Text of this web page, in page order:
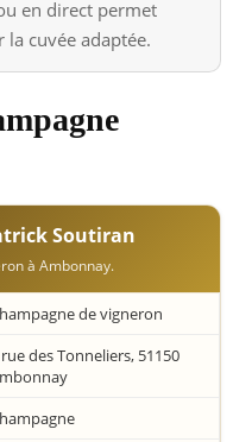
en direct permet
cuvée adaptée.
Soutiran
à Ambonnay.
de vigneron
des Tonneliers, 51150